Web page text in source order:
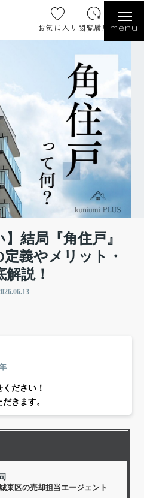
お気に入り 閲覧履歴 menu
結局『角住戸』
義やメリット・
説！
ださい！
きます。
司
東区の売却担当エージェント